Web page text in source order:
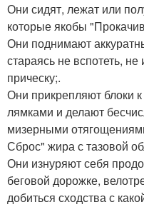
Они сидят, лежат или
которые якобы
Они поднимают
стараясь не вспотеть,
прическу;.
Они прикрепляют блоки
лямками и делают
мизерными
Сброс" жира с тазовой
Они изнуряют себя
беговой дорожке,
добиться сходства с